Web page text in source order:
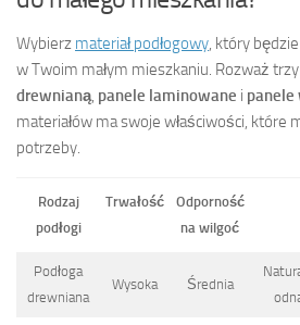
Wybierz materiał podłogowy , który
w Twoim małym mieszkaniu. Rozważ trzy
drewnianą panele laminowane i panele
materiałów ma swoje właściwości, które
potrzeby.
Rodzaj
podłogi
Trwałość
Odporność
na wilgoć
Podłoga
drewniana
Wysoka Średnia